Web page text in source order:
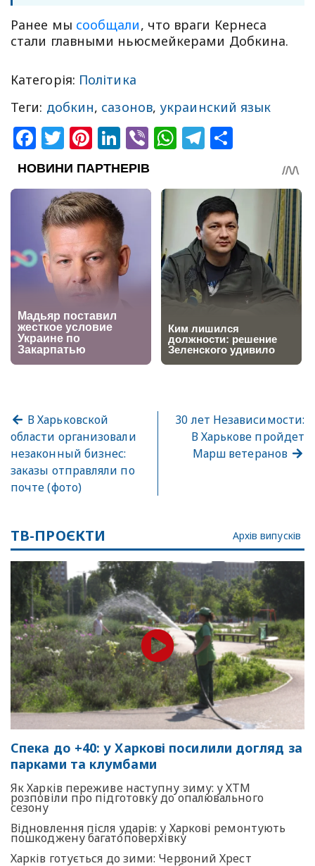
Ранее мы сообщали, что враги Кернеса
стали главными ньюсмейкерами Добкина.
Категорія: Політика
Теги: добкин, сазонов, украинский язык
Facebook
Twitter
Pinterest
LinkedIn
ViberWhatsApp
Telegram
В Харьковской
области организовали
незаконный бизнес:
заказы отправляли по
почте (фото)
30 лет Независимости:
В Харькове пройдет
Марш ветеранов
ТВ-ПРОЄКТИ Архів випусків
Спека до +40: у Харкові посилили догляд за
парками та клумбами
Як Харків переживе наступну зиму: у ХТМ
розповіли про підготовку до опалювального
сезону
Відновлення після ударів: у Харкові ремонтують
пошкоджену багатоповерхівку
Харків готується до зими: Червоний Хрест